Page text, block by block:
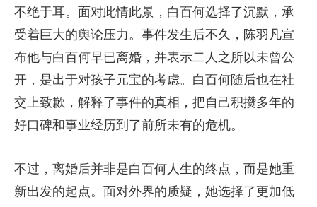
不绝于耳。面对此情此景，白百何选择了沉默，承
受着巨大的舆论压力。事件发生后不久，陈羽凡宣
布他与白百何早已离婚，并表示二人之所以未曾公
开，是出于对孩子元宝的考虑。白百何随后也在社
交上致歉，解释了事件的真相，把自己积攒多年的
好口碑和事业经历到了前所未有的危机。
不过，离婚后并非是白百何人生的终点，而是她重
新出发的起点。面对外界的质疑，她选择了更加低